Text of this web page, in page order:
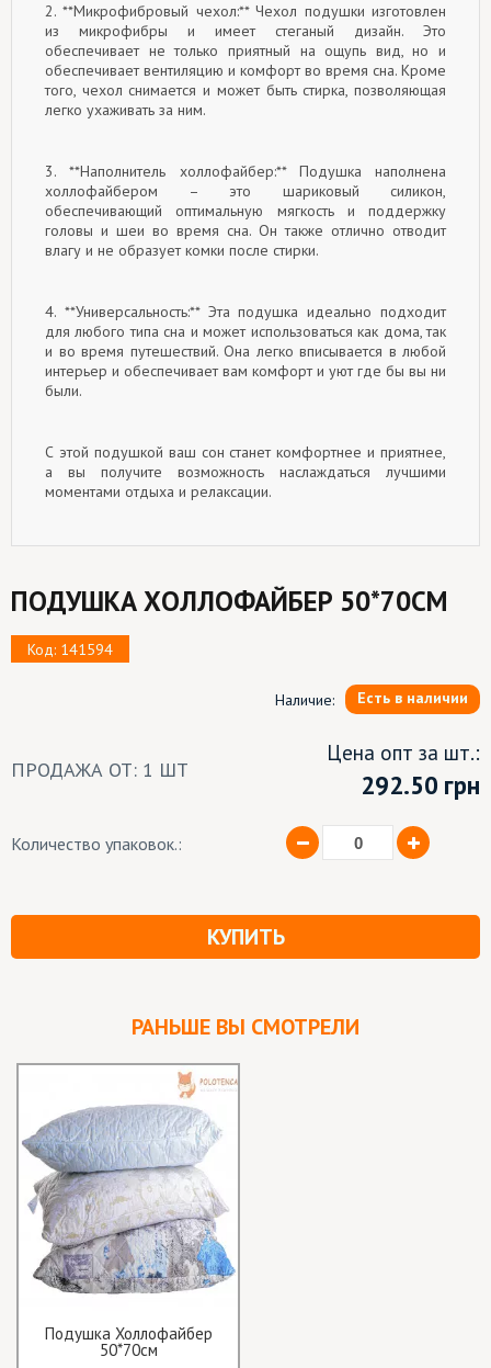
2. **Микрофибровый чехол:** Чехол подушки изготовлен
из микрофибры и имеет стеганый дизайн. Это
обеспечивает не только приятный на ощупь вид, но и
обеспечивает вентиляцию и комфорт во время сна. Кроме
того, чехол снимается и может быть стирка, позволяющая
легко ухаживать за ним.
3. **Наполнитель холлофайбер:** Подушка наполнена
холлофайбером – это шариковый силикон,
обеспечивающий оптимальную мягкость и поддержку
головы и шеи во время сна. Он также отлично отводит
влагу и не образует комки после стирки.
4. **Универсальность:** Эта подушка идеально подходит
для любого типа сна и может использоваться как дома, так
и во время путешествий. Она легко вписывается в любой
интерьер и обеспечивает вам комфорт и уют где бы вы ни
были.
С этой подушкой ваш сон станет комфортнее и приятнее,
а вы получите возможность наслаждаться лучшими
моментами отдыха и релаксации.
ПОДУШКА ХОЛЛОФАЙБЕР 50*70СМ
Код: 141594
Наличие: Есть в наличии
ПРОДАЖА ОТ: 1 ШТ
Цена опт за шт.:
292.50 грн
Количество упаковок.:
КУПИТЬ
РАНЬШЕ ВЫ СМОТРЕЛИ
Подушка Холлофайбер
50*70см